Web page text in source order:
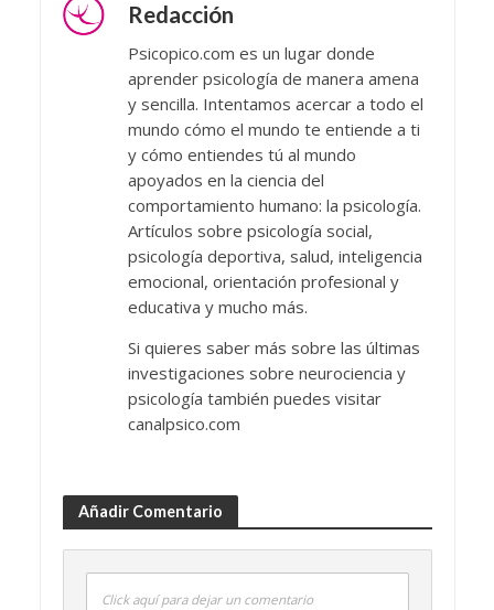
Redacción
Psicopico.com es un lugar donde
aprender psicología de manera amena
y sencilla. Intentamos acercar a todo el
mundo cómo el mundo te entiende a ti
y cómo entiendes tú al mundo
apoyados en la ciencia del
comportamiento humano: la psicología.
Artículos sobre psicología social,
psicología deportiva, salud, inteligencia
emocional, orientación profesional y
educativa y mucho más.
Si quieres saber más sobre las últimas
investigaciones sobre neurociencia y
psicología también puedes visitar
canalpsico.com
Añadir Comentario
Click aquí para dejar un comentario